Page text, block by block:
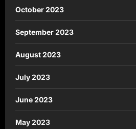
October 2023
September 2023
August 2023
July 2023
June 2023
May 2023